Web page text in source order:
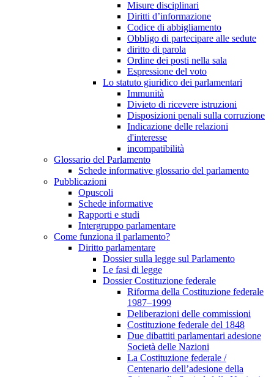
Misure disciplinari
Diritti d’informazione
Codice di abbigliamento
Obbligo di partecipare alle sedute
diritto di parola
Ordine dei posti nella sala
Espressione del voto
Lo statuto giuridico dei parlamentari
Immunità
Divieto di ricevere istruzioni
Disposizioni penali sulla corruzione
Indicazione delle relazioni
d'interesse
incompatibilità
Glossario del Parlamento
Schede informative glossario del parlamento
Pubblicazioni
Opuscoli
Schede informative
Rapporti e studi
Intergruppo parlamentare
Come funziona il parlamento?
Diritto parlamentare
Dossier sulla legge sul Parlamento
Le fasi di legge
Dossier Costituzione federale
Riforma della Costituzione federale
1987–1999
Deliberazioni delle commissioni
Costituzione federale del 1848
Due dibattiti parlamentari adesione
Società delle Nazioni
La Costituzione federale /
Centenario dell’adesione della